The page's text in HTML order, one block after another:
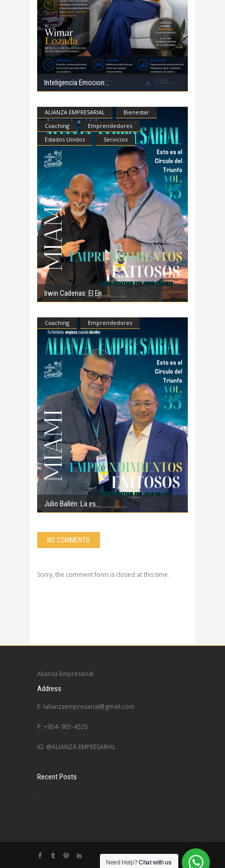
Inteligencia Emocion
ALIANZA EMPRESARIAL
Bienestar
Coaching
Emprendedores
Estados Unidos
Servicios
Irwin Cadenas: El En
Coaching Emprendedores
Julio Ballén: La es
NO COMMENTS
Sorry, the comment form is closed at this time.
Alianza Empresarial
Address
E: lalianzaempresarial@gmail.com
P: +954- 901-4525
IG: @ALIANZA.EMPRESARIAL
Recent Posts
.
Need Help?Chat with us